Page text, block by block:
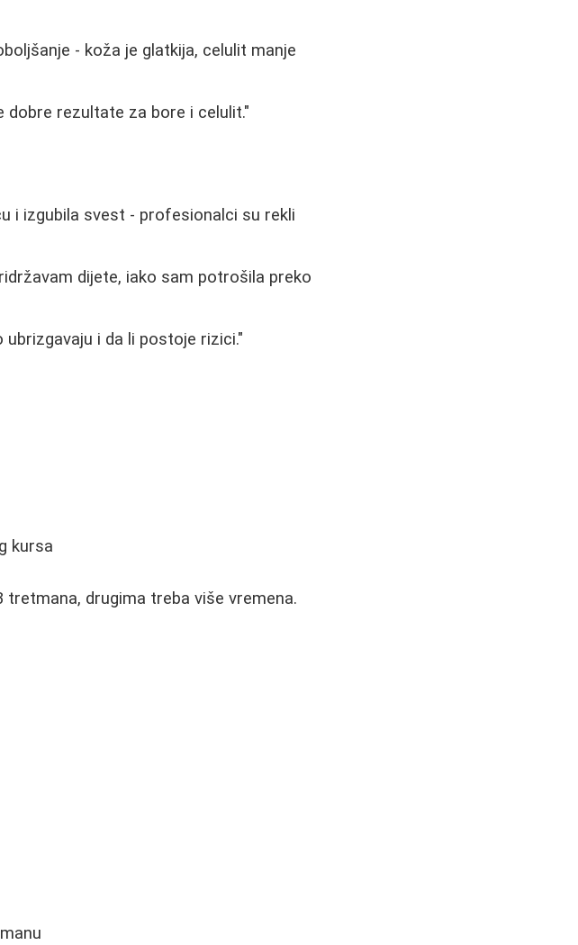
- koža je glatkija, celulit manje
dobre rezultate za bore i celulit."
i izgubila svest - profesionalci su rekli
dijete, iako sam potrošila preko
i da li postoje rizici."
kursa
drugima treba više vremena.